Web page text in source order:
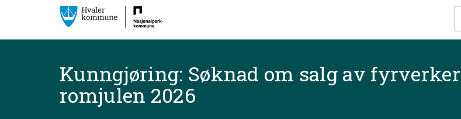
Kunngjøring: Søknad om salg av
romjulen 2026